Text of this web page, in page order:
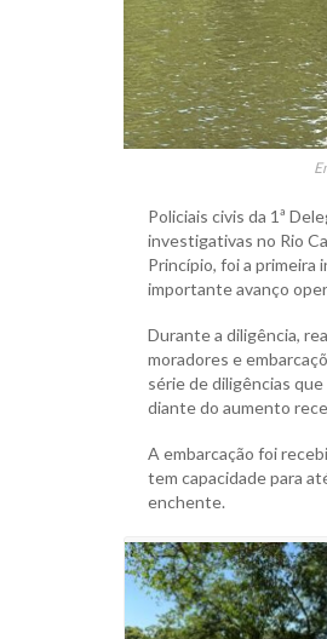
Policiais civis da 1ª
investigativas no Rio
Princípio, foi a primeira
importante avanço
Durante a diligência,
moradores e
série de diligências
diante do aumento
A embarcação foi
tem capacidade para
enchente.